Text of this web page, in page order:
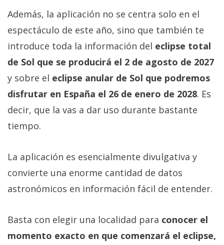
Además, la aplicación no se centra solo en el
espectáculo de este año, sino que también te
introduce toda la información del eclipse total
de Sol que se producirá el 2 de agosto de 2027
y sobre el eclipse anular de Sol que podremos
disfrutar en España el 26 de enero de 2028. Es
decir, que la vas a dar uso durante bastante
tiempo.
La aplicación es esencialmente divulgativa y
convierte una enorme cantidad de datos
astronómicos en información fácil de entender.
Basta con elegir una localidad para conocer el
momento exacto en que comenzará el eclipse,